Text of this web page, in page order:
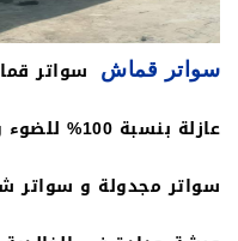
سواتر قماش
سواتر
عازلة
سواتر مجدولة و سواتر